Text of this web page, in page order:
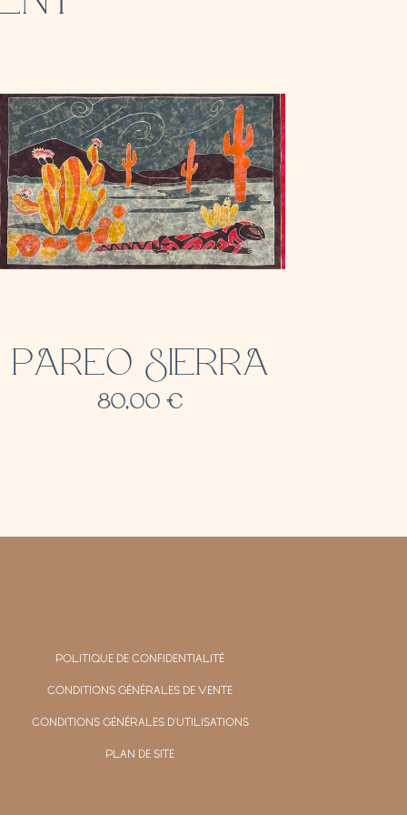
PAREO SIERRA
80,00€
POLITIQUE DE CONFIDENTIALITÉ
CONDITIONS GÉNÉRALES DE VENTE
CONDITIONS GÉNÉRALES D'UTILISATIONS
PLAN DE SITE